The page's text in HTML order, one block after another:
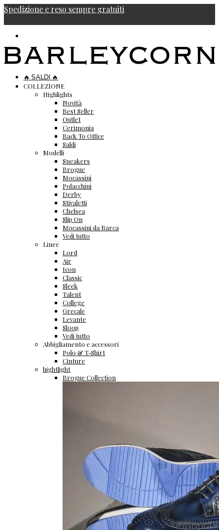
Spedizione e reso sempre gratuiti
🔥 SALDI 🔥
COLLEZIONE
Highlights
Novità
Best Seller
Outlet
Cerimonia
Back To Office
Saldi
Modelli
Sneakers
Brogue
Mocassini
Polacchini
Derby
Stivaletti
Chelsea
Slip On
Mocassini da Barca
Vedi tutto
Linee
Lord
Air
Icon
Classic
Sleek
Talent
College
Grecale
Levante
Sloop
Vedi tutto
Abbigliamento e accessori
Polo & T-Shirt
Cinture
hightlight
Brogue Collection